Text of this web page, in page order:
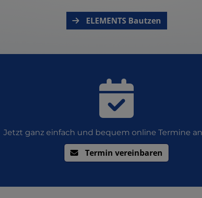
ELEMENTS Bautzen
Jetzt ganz einfach und bequem online Termine
Termin vereinbaren